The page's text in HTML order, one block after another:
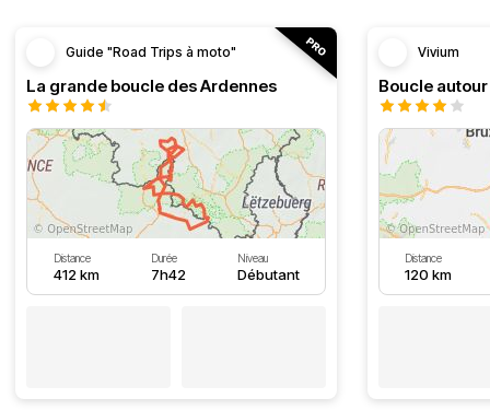
Guide "Road Trips à moto"
La grande boucle des Ardennes
Distance
412 km
Durée
7h42
Niveau
Débutant
Vivium
Distance
120 km